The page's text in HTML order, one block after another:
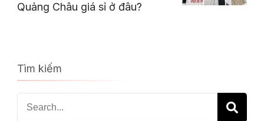
Quảng Châu giá sỉ ở đâu?
Tìm kiếm
Search